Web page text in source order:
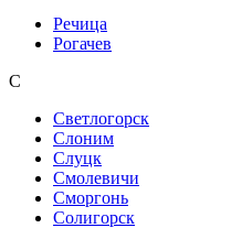
Речица
Рогачев
С
Светлогорск
Слоним
Слуцк
Смолевичи
Сморгонь
Солигорск